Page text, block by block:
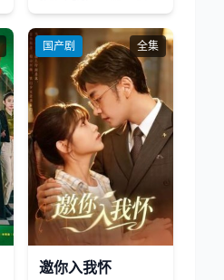
国产剧 全集
邀你入我怀